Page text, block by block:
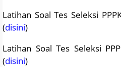
Latihan Soal Tes Seleksi
(disini)
Latihan Soal Tes Seleksi
(disini)